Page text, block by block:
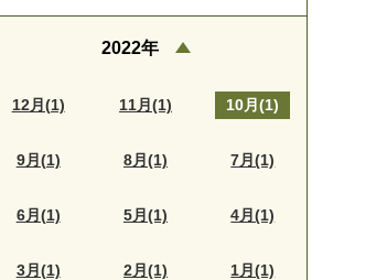
2022年
12月(1) 11月(1) 10月(1)
9月(1) 8月(1) 7月(1)
6月(1) 5月(1) 4月(1)
3月(1) 2月(1) 1月(1)